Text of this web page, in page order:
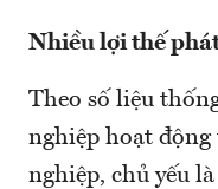
Nhiều lợi thế
Theo số liệu
nghiệp hoạt
nghiệp, chủ yếu